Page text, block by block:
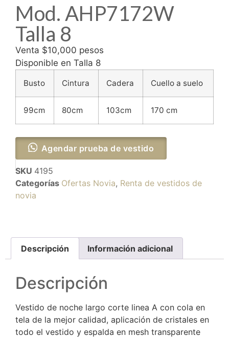
Mod. AHP7172W
Talla 8
Venta $10,000 pesos
Disponible en Talla 8
Busto Cintura Cadera Cuello a suelo
99cm 80cm 103cm 170 cm
Agendar prueba de vestido
SKU 4195
Categorías Ofertas Novia, Renta de vestidos de
novia
Descripción Información adicional
Descripción
Vestido de noche largo corte linea A con cola en
tela de la mejor calidad, aplicación de cristales en
todo el vestido y espalda en mesh transparente